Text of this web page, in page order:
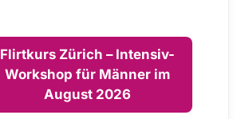
Flirtkurs Zürich – Intensiv-
Workshop für Männer im
August 2026